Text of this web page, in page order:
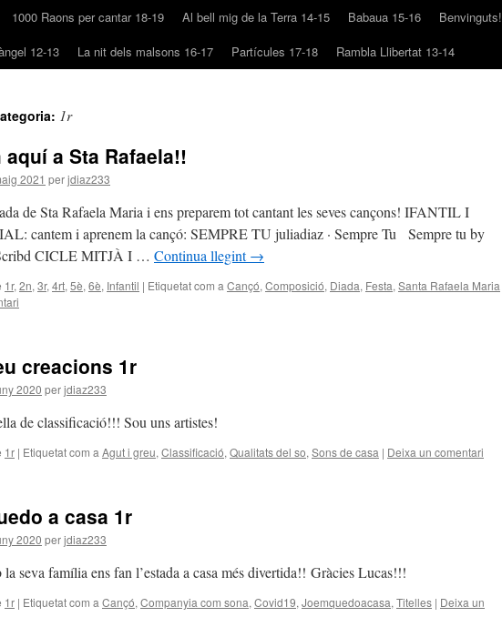
1000 Raons per cantar 18-19 Al bell mig de la Terra 14-15 Babaua 15-16 Benvinguts!
12-13
La nit dels malsons 16-17 Partícules 17-18 Rambla Llibertat 13-14
1r
a Sta Rafaela!!
2021 perjdiaz233
de Sta Rafaela Maria i ens preparem tot cantant les seves cançons! IFANTIL I
cantem i aprenem la cançó: SEMPRE TU juliadiaz · Sempre Tu Sempre tu by
CICLE MITJÀ I … Continua llegint→
1r, 2n, 3r, 4rt, 5è, 6è, Infantil | Etiquetat com a Cançó, Composició, Diada, Festa, Santa Rafaela Maria
creacions 1r
2020 perjdiaz233
de classificació!!! Sou uns artistes!
1r | Etiquetat com a Agut i greu, Classificació, Qualitats del so, Sons de casa | Deixa un comentari
a casa 1r
2020 perjdiaz233
seva família ens fan l’estada a casa més divertida!! Gràcies Lucas!!!
1r | Etiquetat com a Cançó, Companyia com sona, Covid19, Joemquedoacasa, Titelles | Deixa un